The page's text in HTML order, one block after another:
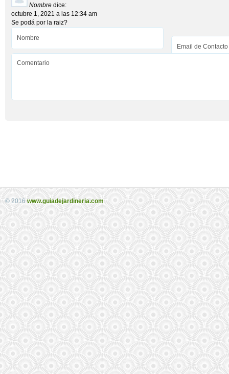
Nombre dice:
octubre 1, 2021 a las 12:34 am
Se podá por la raiz?
© 2016 www.guiadejardineria.com